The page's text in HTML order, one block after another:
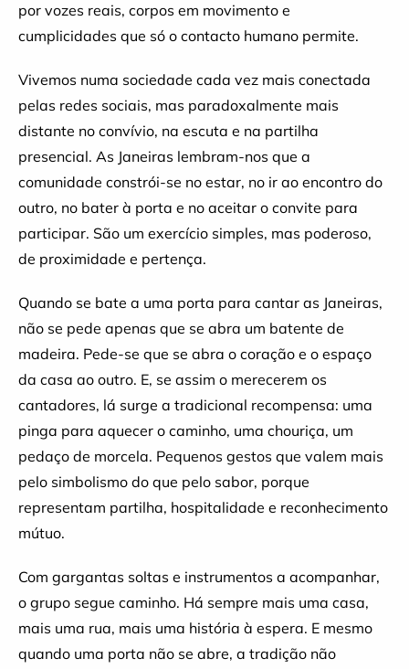
por vozes reais, corpos em movimento e
cumplicidades que só o contacto humano permite.
Vivemos numa sociedade cada vez mais conectada
pelas redes sociais, mas paradoxalmente mais
distante no convívio, na escuta e na partilha
presencial. As Janeiras lembram-nos que a
comunidade constrói-se no estar, no ir ao encontro do
outro, no bater à porta e no aceitar o convite para
participar. São um exercício simples, mas poderoso,
de proximidade e pertença.
Quando se bate a uma porta para cantar as Janeiras,
não se pede apenas que se abra um batente de
madeira. Pede-se que se abra o coração e o espaço
da casa ao outro. E, se assim o merecerem os
cantadores, lá surge a tradicional recompensa: uma
pinga para aquecer o caminho, uma chouriça, um
pedaço de morcela. Pequenos gestos que valem mais
pelo simbolismo do que pelo sabor, porque
representam partilha, hospitalidade e reconhecimento
mútuo.
Com gargantas soltas e instrumentos a acompanhar,
o grupo segue caminho. Há sempre mais uma casa,
mais uma rua, mais uma história à espera. E mesmo
quando uma porta não se abre, a tradição não